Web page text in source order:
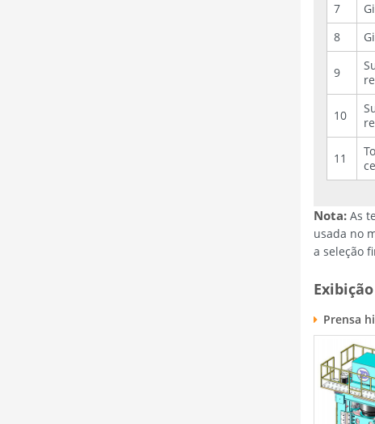
7
8
9
10
11
Nota: As
usada no
a seleção
Prensa